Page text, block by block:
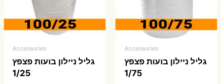
Accessories
גליל ניילון בועות פצפץ
1/75
Accessories
גליל ניילון בועות פצפץ
1/25